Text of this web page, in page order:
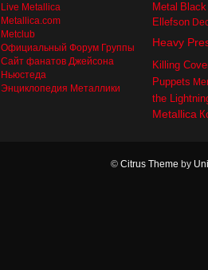
Live Metallica
Metallica.com
Metclub
Официальный Форум Группы
Сайт фанатов Джейсона
Ньюстеда
Энциклопедия Металлики
Metal
Ellefson
Heavy
Killing
Puppets
the
Metallica
© Citrus Theme by